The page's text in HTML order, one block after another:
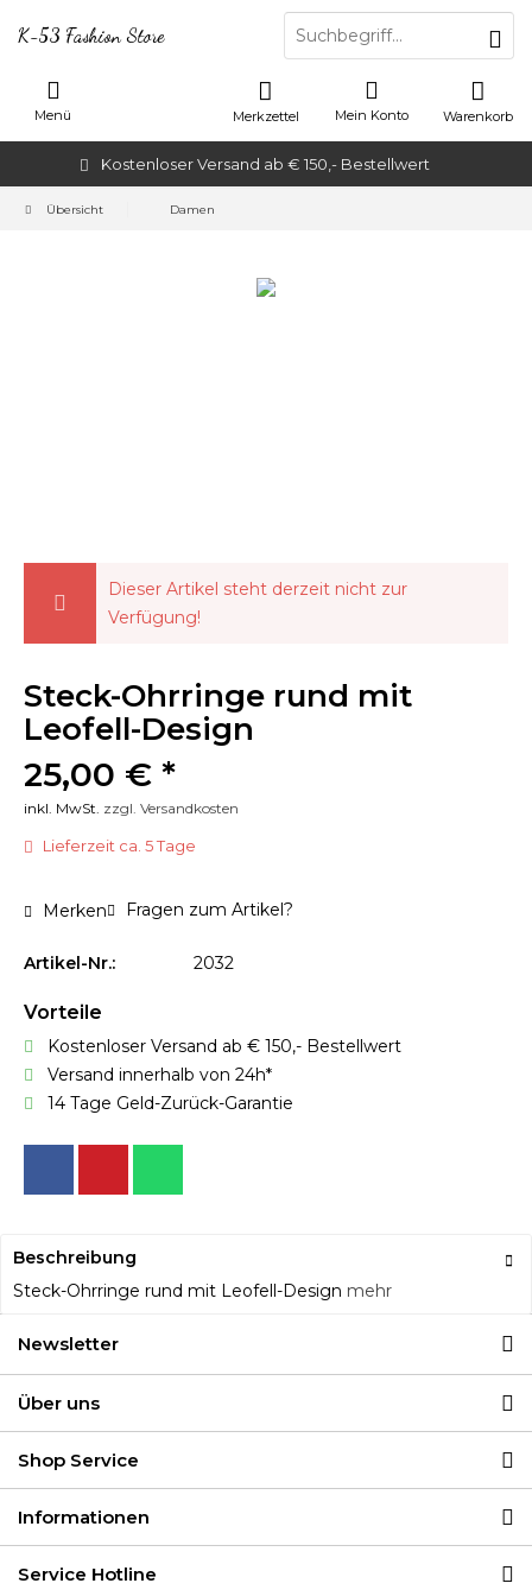
Kostenloser Versand ab € 150,- Bestellwert
K-53 Fashion Store
Warenkorb
Merkzettel Mein Konto
Menü
Übersicht Damen
Dieser Artikel steht derzeit nicht zur
Verfügung!
Steck-Ohrringe rund mit
Leofell-Design
25,00 € *
inkl. MwSt. zzgl. Versandkosten
Lieferzeit ca. 5 Tage
Merken Fragen zum Artikel?
Artikel-Nr.: 2032
Vorteile
Kostenloser Versand ab € 150,- Bestellwert
Versand innerhalb von 24h*
14 Tage Geld-Zurück-Garantie
Beschreibung
Steck-Ohrringe rund mit Leofell-Design mehr
Newsletter
Über uns
Shop Service
Informationen
Service Hotline